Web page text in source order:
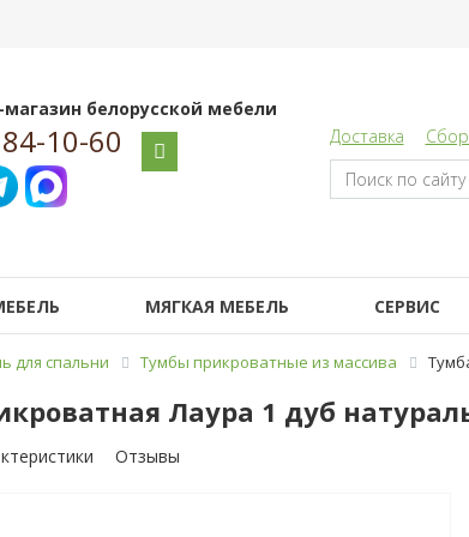
белорусской мебели
10-60 Доставка
МЯГКАЯ МЕБЕЛЬ СЕРВИС
для спальни Тумбы прикроватные из массива
Лаура 1 дуб
Отзывы